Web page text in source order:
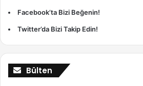
Facebook’ta Bizi Beğenin!
Twitter’da Bizi Takip Edin!
Bülten